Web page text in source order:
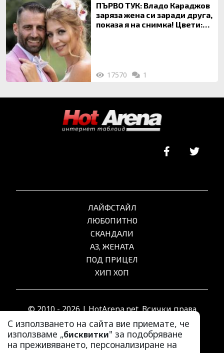
ПЪРВО ТУК: Владо Караджов
заряза жена си заради друга,
показа я на снимка! Цвети:
17570 1
С използването на сайта вие приемате, че
използваме „бисквитки" за подобряване
на преживяването, персонализиране на
ЛАЙФСТАЙЛ
ЛЮБОПИТНО
СКАНДАЛИ
АЗ, ЖЕНАТА
ПОД ПРИЦЕЛ
ХИП ХОП
© 2010 - 2026 | HotArena.net. Всички права
запазени.
РЕКЛАМА